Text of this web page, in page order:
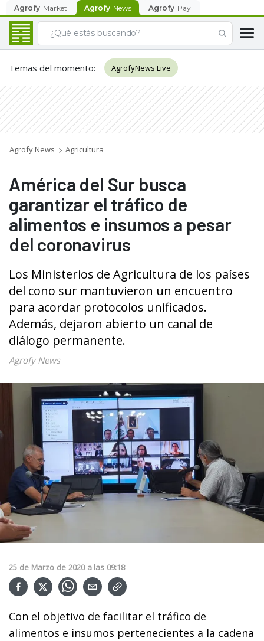
Agrofy Market Agrofy News Agrofy Pay
Temas del momento: AgrofyNews Live
Agrofy News Agricultura
América del Sur busca
garantizar el tráfico de
alimentos e insumos a pesar
del coronavirus
Los Ministerios de Agricultura de los países
del cono sur mantuvieron un encuentro
para acordar protocolos unificados.
Además, dejaron abierto un canal de
diálogo permanente.
Agrofy News
25 de Marzo de 2020 a las 09:18
Con el objetivo de facilitar el tráfico de
alimentos e insumos pertenecientes a la cadena